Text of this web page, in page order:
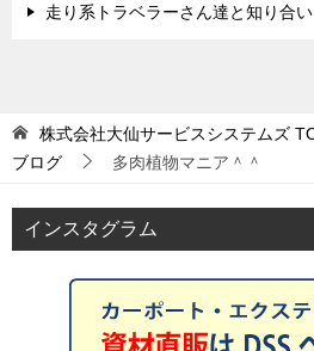
走り系トラベラーさん達と知り合
株式会社大仙サービスシステムズ
ブログ
多肉植物マニア＾＾
インスタグラム